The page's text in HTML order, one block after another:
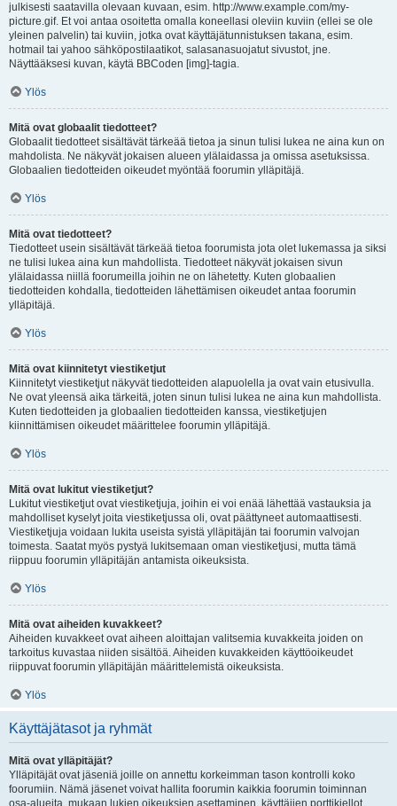
julkisesti saatavilla olevaan kuvaan, esim. http://www.example.com/my-
picture.gif. Et voi antaa osoitetta omalla koneellasi oleviin kuviin (ellei se ole
yleinen palvelin) tai kuviin, jotka ovat käyttäjätunnistuksen takana, esim.
hotmail tai yahoo sähköpostilaatikot, salasanasuojatut sivustot, jne.
Näyttääksesi kuvan, käytä BBCoden [img]-tagia.
Ylös
Mitä ovat globaalit tiedotteet?
Globaalit tiedotteet sisältävät tärkeää tietoa ja sinun tulisi lukea ne aina kun on
mahdolista. Ne näkyvät jokaisen alueen ylälaidassa ja omissa asetuksissa.
Globaalien tiedotteiden oikeudet myöntää foorumin ylläpitäjä.
Ylös
Mitä ovat tiedotteet?
Tiedotteet usein sisältävät tärkeää tietoa foorumista jota olet lukemassa ja siksi
ne tulisi lukea aina kun mahdollista. Tiedotteet näkyvät jokaisen sivun
ylälaidassa niillä foorumeilla joihin ne on lähetetty. Kuten globaalien
tiedotteiden kohdalla, tiedotteiden lähettämisen oikeudet antaa foorumin
ylläpitäjä.
Ylös
Mitä ovat kiinnitetyt viestiketjut
Kiinnitetyt viestiketjut näkyvät tiedotteiden alapuolella ja ovat vain etusivulla.
Ne ovat yleensä aika tärkeitä, joten sinun tulisi lukea ne aina kun mahdollista.
Kuten tiedotteiden ja globaalien tiedotteiden kanssa, viestiketjujen
kiinnittämisen oikeudet määrittelee foorumin ylläpitäjä.
Ylös
Mitä ovat lukitut viestiketjut?
Lukitut viestiketjut ovat viestiketjuja, joihin ei voi enää lähettää vastauksia ja
mahdolliset kyselyt joita viestiketjussa oli, ovat päättyneet automaattisesti.
Viestiketjuja voidaan lukita useista syistä ylläpitäjän tai foorumin valvojan
toimesta. Saatat myös pystyä lukitsemaan oman viestiketjusi, mutta tämä
riippuu foorumin ylläpitäjän antamista oikeuksista.
Ylös
Mitä ovat aiheiden kuvakkeet?
Aiheiden kuvakkeet ovat aiheen aloittajan valitsemia kuvakkeita joiden on
tarkoitus kuvastaa niiden sisältöä. Aiheiden kuvakkeiden käyttöoikeudet
riippuvat foorumin ylläpitäjän määrittelemistä oikeuksista.
Ylös
Käyttäjätasot ja ryhmät
Mitä ovat ylläpitäjät?
Ylläpitäjät ovat jäseniä joille on annettu korkeimman tason kontrolli koko
foorumiin. Nämä jäsenet voivat hallita foorumin kaikkia foorumin toiminnan
osa-alueita, mukaan lukien oikeuksien asettaminen, käyttäjien porttikiellot,